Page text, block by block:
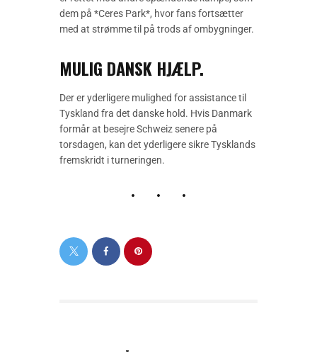
dem på *Ceres Park*, hvor fans fortsætter
med at strømme til på trods af ombygninger.
MULIG DANSK HJÆLP.
Der er yderligere mulighed for assistance til
Tyskland fra det danske hold. Hvis Danmark
formår at besejre Schweiz senere på
torsdagen, kan det yderligere sikre Tysklands
fremskridt i turneringen.